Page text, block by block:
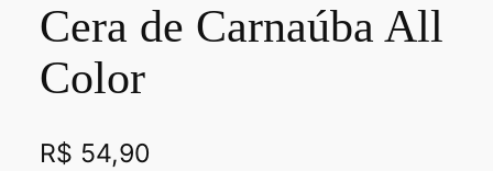
Cera de Carnaúba All
Color
R$ 54,90